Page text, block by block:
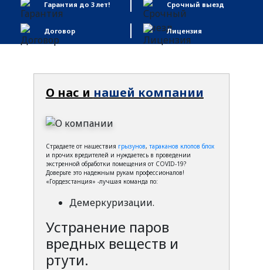
Гарантия до 3 лет! Срочный выезд
Договор Лицензия
О нас и нашей компании
Страдаете от нашествия грызунов, тараканов клопов блох
и прочих вредителей и нуждаетесь в проведении
экстренной обработки помещения от COVID-19?
Доверьте это надежным рукам профессионалов!
«Гордезстанция» -лучшая команда по:
Демеркуризации.
Устранение паров
вредных веществ и
ртути.